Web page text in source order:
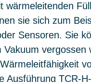
wärmeleitenden
sie sich zum
Sensoren. Sie
vergossen
Ausführung TCR-